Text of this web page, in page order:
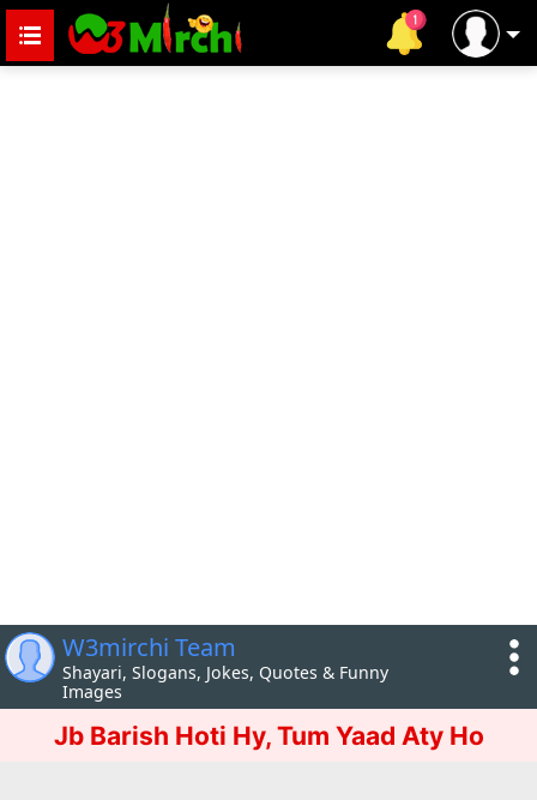
W3mirchi Team
Shayari, Slogans, Jokes, Quotes & Funny
Images
Jb Barish Hoti Hy, Tum Yaad Aty Ho